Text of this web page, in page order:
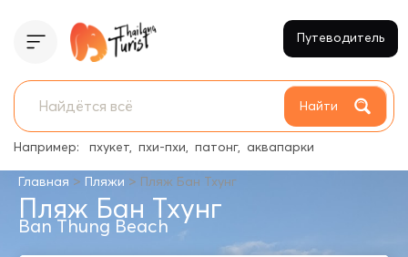
Найти
Например: пхукет пхи-пхи патонг аквапарки
Путеводитель
Главная > Пляжи > Пляж Бан Тхунг
Пляж Бан Тхунг
Ban Thung Beach